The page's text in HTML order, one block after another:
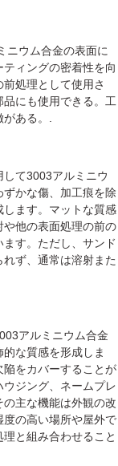
ニウム合金の表面に
ィングの密着性を向
処理として使用さ
にも使用できる。工
ある。.
て3003アルミニウ
かな傷、加工痕を除
ます。マットな質感
他の表面処理の前の
す。ただし、サンド
ず、通常は溶射また
アルミニウム合金
な質感を形成しま
をカバーすることが
ジング、ネームプレ
主な機能は外観の改
の高い場所や屋外で
と組み合わせること